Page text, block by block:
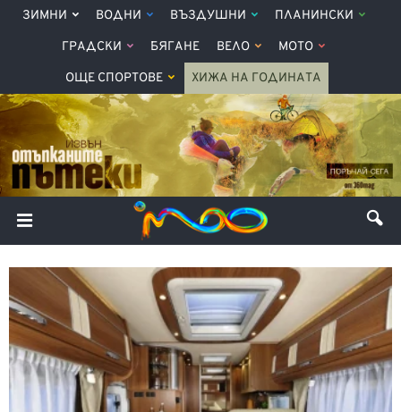
ЗИМНИ ВОДНИ ВЪЗДУШНИ ПЛАНИНСКИ
ГРАДСКИ БЯГАНЕ ВЕЛО МОТО
ОЩЕ СПОРТОВЕ ХИЖА НА ГОДИНАТА